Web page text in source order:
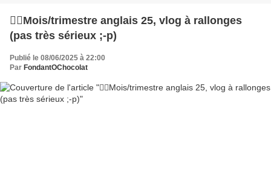
💂‍♀️Mois/trimestre anglais 25, vlog à rallonges
(pas très sérieux ;-p)
Publié le 08/06/2025 à 22:00
Par FondantOChocolat